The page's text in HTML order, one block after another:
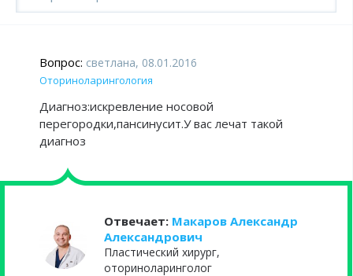
Вопрос: светлана, 08.01.2016
Оториноларингология
Диагноз:искревление носовой
перегородки,пансинусит.У вас лечат такой
диагноз
Отвечает: Макаров Александр
Александрович
Пластический хирург,
оториноларинголог